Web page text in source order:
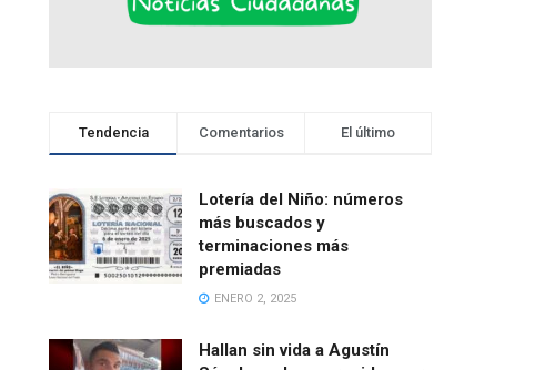
Tendencia Comentarios El último
Lotería del Niño: números
más buscados y
terminaciones más
premiadas
ENERO 2, 2025
Hallan sin vida a Agustín